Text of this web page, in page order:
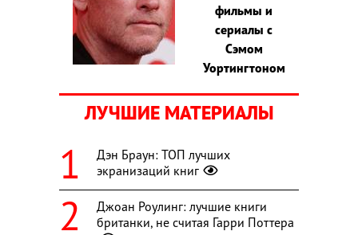
фильмы и
сериалы с
Сэмом
Уортингтоном
ЛУЧШИЕ МАТЕРИАЛЫ
Дэн Браун: ТОП лучших
экранизаций книг
Джоан Роулинг: лучшие книги
британки, не считая Гарри Поттера